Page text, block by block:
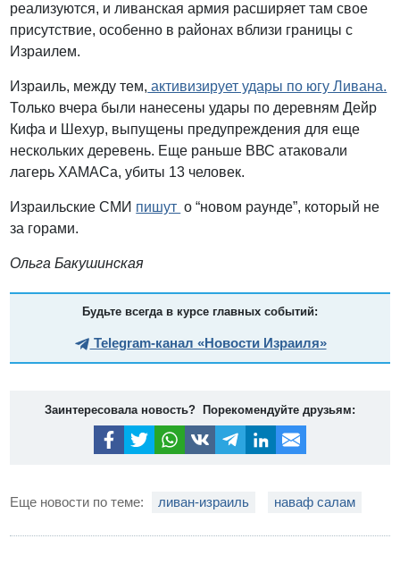
реализуются, и ливанская армия расширяет там свое
присутствие, особенно в районах вблизи границы с
Израилем.
Израиль, между тем, активизирует удары по югу Ливана.
Только вчера были нанесены удары по деревням Дейр
Кифа и Шехур, выпущены предупреждения для еще
нескольких деревень. Еще раньше ВВС атаковали
лагерь ХАМАСа, убиты 13 человек.
Израильские СМИ пишут о “новом раунде”, который не
за горами.
Ольга Бакушинская
Будьте всегда в курсе главных событий:
Telegram-канал «Новости Израиля»
Заинтересовала новость? Порекомендуйте друзьям:
Еще новости по теме: ливан-израиль наваф салам